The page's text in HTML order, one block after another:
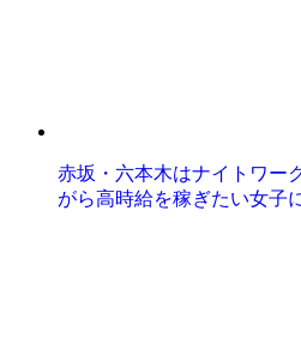
赤坂・六本木はナイトワー
がら高時給を稼ぎたい女子